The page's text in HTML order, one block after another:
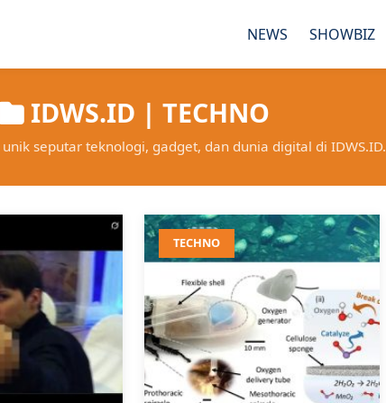
NEWS SHOWBIZ
IDWS.ID | TECHNO
seputar teknologi, gadget, dan dunia digital di IDWS.ID.
TECHNO